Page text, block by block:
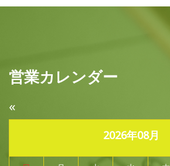
営業カレンダー
«
2026年08月